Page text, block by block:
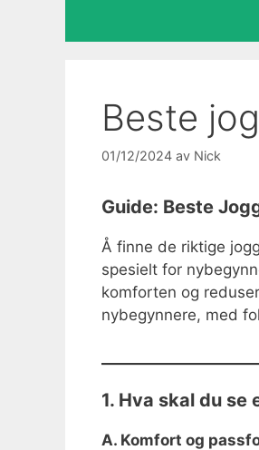
Beste
01/12/2024 av Nick
Guide: Beste
Å finne de riktige
spesielt for
komforten og
nybegynnere, med
1. Hva skal du
A. Komfort og